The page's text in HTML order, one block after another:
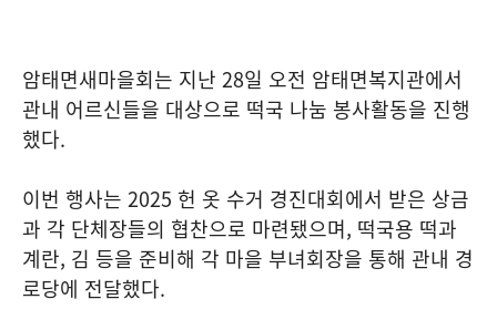
암태면새마을회는 지난 28일 오전 암태면복지관에서
관내 어르신들을 대상으로 떡국 나눔 봉사활동을 진행
했다.
이번 행사는 2025 헌 옷 수거 경진대회에서 받은 상금
과 각 단체장들의 협찬으로 마련됐으며, 떡국용 떡과
계란, 김 등을 준비해 각 마을 부녀회장을 통해 관내 경
로당에 전달했다.